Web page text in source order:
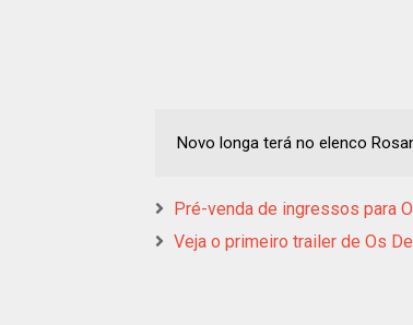
Novo longa terá no elenco
Pré-venda de ingressos para
Veja o primeiro trailer de Os